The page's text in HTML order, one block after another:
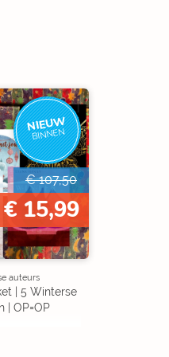
NIEUW
BINNEN
€ 107,50
€ 15,99
auteurs
| 5 Winterse
| OP=OP